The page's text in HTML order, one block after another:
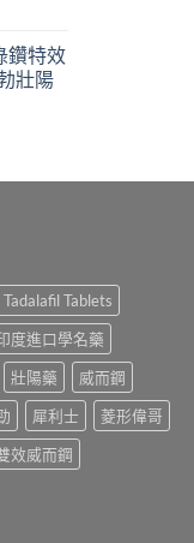
鑽特效
壯陽
Tadalafil Tablets
度進口學名藥
壯陽藥
威而鋼
犀利士
菱形偉哥
效威而鋼